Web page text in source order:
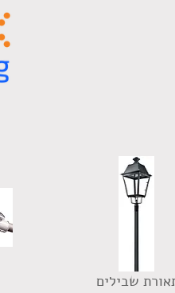
שבילים